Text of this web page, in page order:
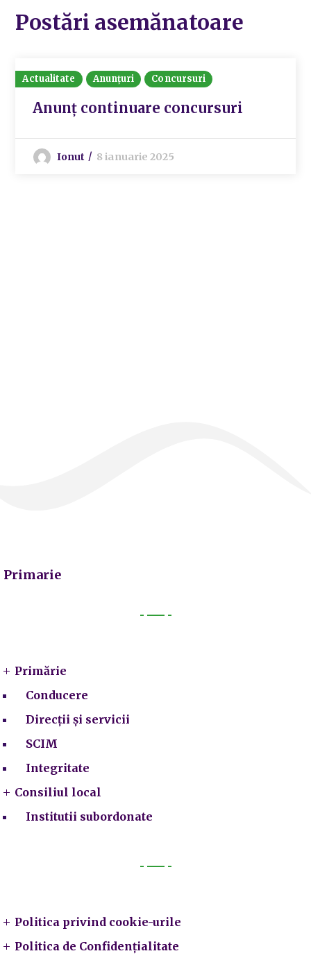
Postări asemănatoare
Actualitate Anunțuri Concursuri
Anunț continuare concursuri
Ionut 8 ianuarie 2025
Primarie
Primărie
Conducere
Direcții și servicii
SCIM
Integritate
Consiliul local
Institutii subordonate
Politica privind cookie-urile
Politica de Confidențialitate